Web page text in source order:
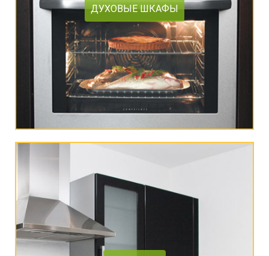
ДУХОВЫЕ ШКАФЫ